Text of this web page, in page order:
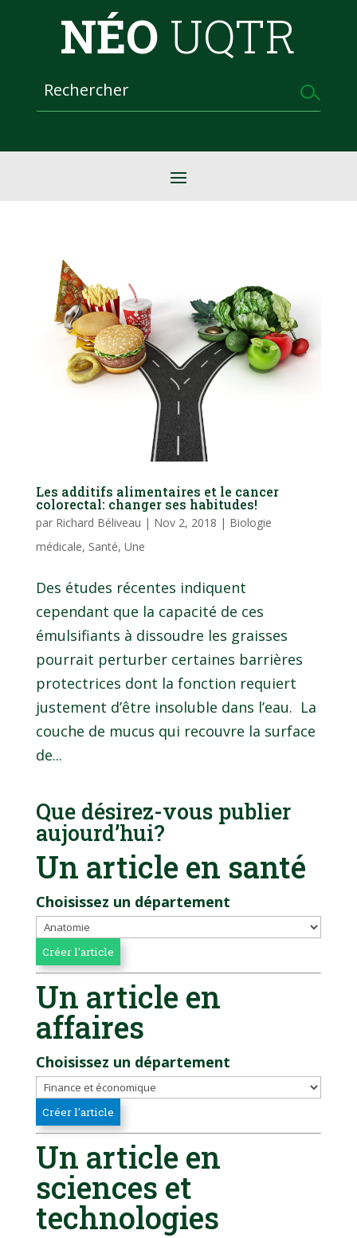
NÉO UQTR
Les additifs alimentaires et le cancer
colorectal: changer ses habitudes!
par Richard Béliveau | Nov 2, 2018 | Biologie
médicale, Santé, Une
Des études récentes indiquent
cependant que la capacité de ces
émulsifiants à dissoudre les graisses
pourrait perturber certaines barrières
protectrices dont la fonction requiert
justement d’être insoluble dans l’eau. La
couche de mucus qui recouvre la surface
de...
Que désirez-vous publier
aujourd’hui?
Un article en santé
Choisissez un département
Un article en
affaires
Choisissez un département
Un article en
sciences et
technologies